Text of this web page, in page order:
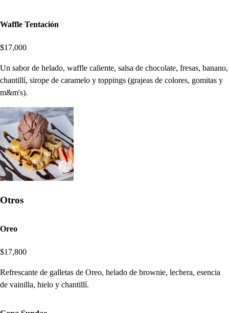
Waffle Tentación
$17,000
Un sabor de helado, waffle caliente, salsa de chocolate, fresas, banano,
chantillí, sirope de caramelo y toppings (grajeas de colores, gomitas y
m&m's).
Otros
Oreo
$17,800
Refrescante de galletas de Oreo, helado de brownie, lechera, esencia
de vainilla, hielo y chantillí.